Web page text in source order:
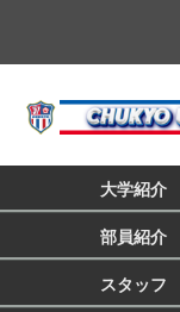
大学紹介
部員紹介
スタッフ